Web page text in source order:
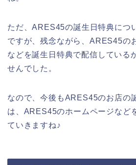
ただ、ARES45の誕生日特典につ
ですが、残念ながら、ARES45の
などを誕生日特典で配信している
せんでした。
なので、今後もARES45のお店の
は、ARES45のホームページなど
ていきますね♪